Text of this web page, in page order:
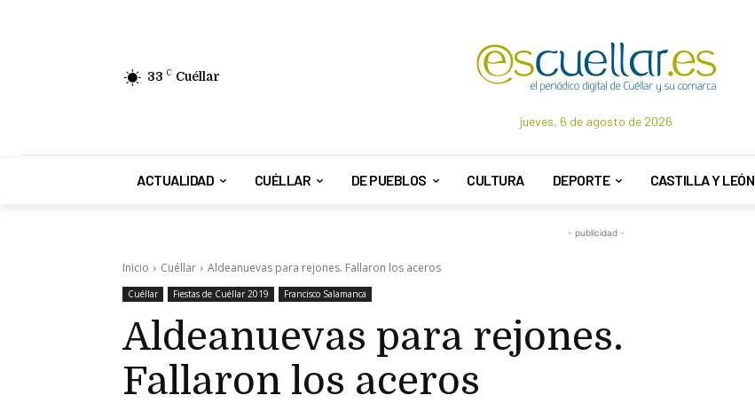
33 C Cuéllar
jueves, 6 de agosto de 2026
ACTUALIDAD CUÉLLAR DE PUEBLOS CULTURA DEPORTE CASTILLA Y LEÓN
- publicidad -
Inicio Cuéllar Aldeanuevas para rejones. Fallaron los aceros
Cuéllar Fiestas de Cuéllar 2019 Francisco Salamanca
Aldeanuevas para rejones.
Fallaron los aceros